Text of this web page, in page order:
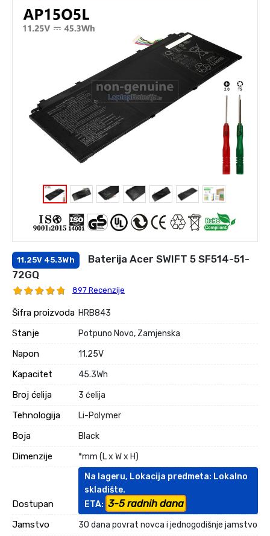
11.25V 45.3Wh
Baterija Acer SWIFT 5 SF514-51-
72GQ
897 Recenzije
Šifra proizvoda HRB843
Stanje Potpuno Novo, Zamjenska
Napon 11.25V
Kapacitet 45.3Wh
Broj ćelija 3 ćelija
Tehnologija Li-Polymer
Boja Black
Dimenzije *mm (L x W x H)
Dostupan
Na lageru, Lokacija predmeta: Lokalno
skladište.
ETA: 3-5 radnih dana
Jamstvo 30 dana povrat novca i jednogodišnje jamstvo